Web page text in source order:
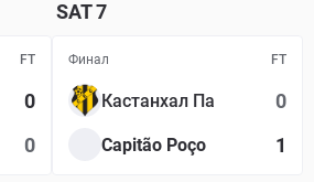
FT
0
0
SAT7
Финал FT
Кастанхал Па 0
Capitão Poço 1